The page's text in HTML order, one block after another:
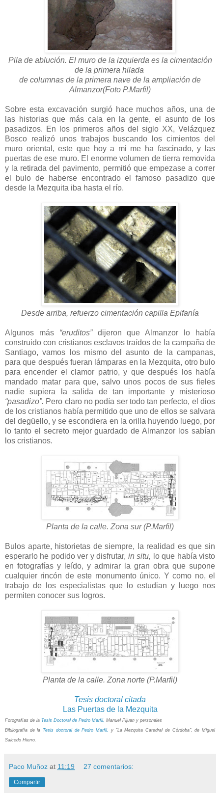
Pila de ablución. El muro de la izquierda es la cimentación
de la primera hilada
de columnas de la primera nave de la ampliación de
Almanzor(Foto P.Marfil)
Sobre esta excavación surgió hace muchos años, una de
las historias que más cala en la gente, el asunto de los
pasadizos. En los primeros años del siglo XX, Velázquez
Bosco realizó unos trabajos buscando los cimientos del
muro oriental, este que hoy a mi me ha fascinado, y las
puertas de ese muro. El enorme volumen de tierra removida
y la retirada del pavimento, permitió que empezase a correr
el bulo de haberse encontrado el famoso pasadizo que
desde la Mezquita iba hasta el río.
Desde arriba, refuerzo cimentación capilla Epifanía
Algunos más“eruditos” dijeron que Almanzor lo había
construido con cristianos esclavos traídos de la campaña de
Santiago, vamos los mismo del asunto de la campanas,
para que después fueran lámparas en la Mezquita, otro bulo
para encender el clamor patrio, y que después los había
mandado matar para que, salvo unos pocos de sus fieles
nadie supiera la salida de tan importante y misterioso
“pasadizo”. Pero claro no podía ser todo tan perfecto, el dios
de los cristianos había permitido que uno de ellos se salvara
del degüello, y se escondiera en la orilla huyendo luego, por
lo tanto el secreto mejor guardado de Almanzor los sabían
los cristianos.
Planta de la calle. Zona sur (P.Marfil)
Bulos aparte, historietas de siempre, la realidad es que sin
esperarlo he podido ver y disfrutar, in situ, lo que había visto
en fotografías y leído, y admirar la gran obra que supone
cualquier rincón de este monumento único. Y como no, el
trabajo de los especialistas que lo estudian y luego nos
permiten conocer sus logros.
Planta de la calle. Zona norte (P.Marfil)
Tesis doctoral citada
Las Puertas de la Mezquita
Fotografías de la Tesis Doctoral de Pedro Marfil, Manuel Pijuan y personales
Bibliografía de la Tesis doctoral de Pedro Marfil,
y "La Mezquita Catedral de Córdoba", de Miguel
Salcedo Hierro.
Paco Muñoz at 11:19 27 comentarios:
Compartir